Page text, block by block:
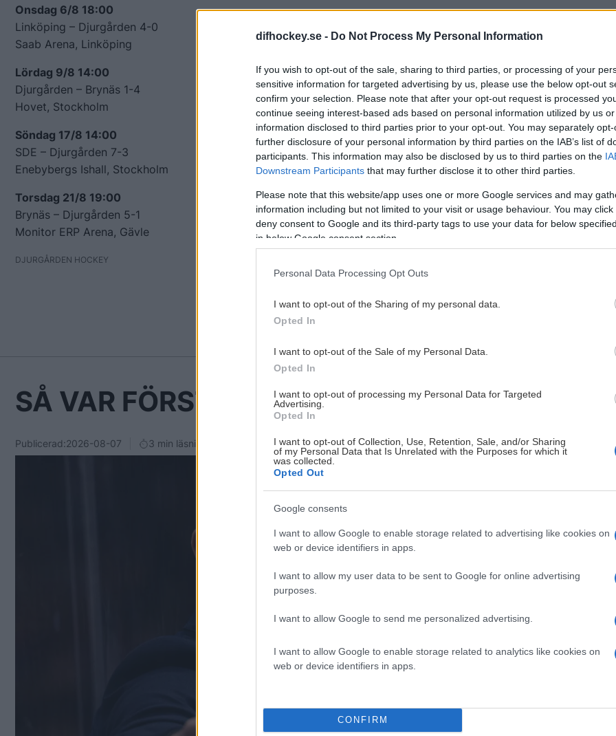
difhockey.se - Do Not Process My Personal Information
If you wish to opt-out of the sale, sharing to third parties, or processing of your
sensitive information for targeted advertising by us, please use the below opt-out
confirm your selection. Please note that after your opt-out request is processed
continue seeing interest-based ads based on personal information utilized by us
information disclosed to third parties prior to your opt-out. You may separately
further disclosure of your personal information by third parties on the IAB’s list of
participants. This information may also be disclosed by us to third parties on the
Downstream Participants that may further disclose it to other third parties.
Please note that this website/app uses one or more Google services and may
information including but not limited to your visit or usage behaviour. You may
deny consent to Google and its third-party tags to use your data for below
in below Google consent section.
Personal Data Processing Opt Outs
I want to opt-out of the Sharing of my personal data.
Opted In
I want to opt-out of the Sale of my Personal Data.
Opted In
I want to opt-out of processing my Personal Data for Targeted
Advertising.
Opted In
I want to opt-out of Collection, Use, Retention, Sale, and/or Sharing
of my Personal Data that Is Unrelated with the Purposes for which it
was collected.
Opted Out
Google consents
I want to allow Google to enable storage related to advertising like cookies on
web or device identifiers in apps.
I want to allow my user data to be sent to Google for online advertising
purposes.
I want to allow Google to send me personalized advertising.
I want to allow Google to enable storage related to analytics like cookies on
web or device identifiers in apps.
CONFIRM
Onsdag 6/8 18:00
Linköping – Djurgården 4-0
Saab Arena, Linköping
Lördag 9/8 14:00
Djurgården – Brynäs 1-4
Hovet, Stockholm
Söndag 17/8 14:00
SDE – Djurgården 7-3
Enebybergs Ishall, Stockholm
Torsdag 21/8 19:00
Brynäs – Djurgården 5-1
Monitor ERP Arena, Gävle
DJURGÅRDEN HOCKEY
SÅ VAR FÖRSTA VECKAN – EN SPELARE
Publicerad:2026-08-07 3 min läsning